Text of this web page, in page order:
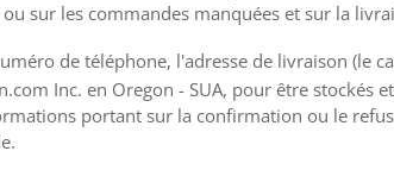
sur les commandes manquées et sur la
de téléphone, l'adresse de livraison (le
Inc. en Oregon - SUA, pour être
portant sur la confirmation ou le